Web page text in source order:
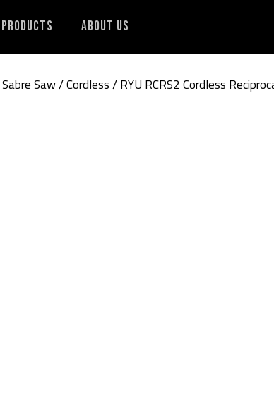
Products About Us
Sabre Saw/Cordless/ RYU RCRS2 Cordless